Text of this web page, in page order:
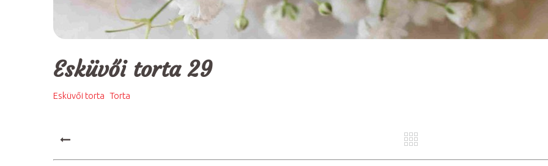
Esküvői torta 29
Esküvői torta Torta
PREV